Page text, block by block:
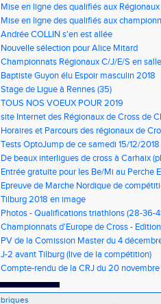
Mise en ligne des qualifiés aux
Mise en ligne des qualifiés aux
Andrée COLLIN s'en est allée
Nouvelle sélection pour Alice Mitard
Championnats Régionaux C/J/E/S en
mercredi à 9h00
Baptiste Guyon élu Espoir masculin 2018
Stage de Ligue à Rennes (35)
TOUS NOS VOEUX POUR 2019
site Internet des Régionaux de Cross de
Horaires et Parcours des régionaux de
Tests OptoJump de ce samedi 15/12/2018
De beaux interligues de cross à Carhaix
Entrée gratuite pour les Be/Mi au Perche
Epreuve de Marche Nordique de
de cross du Loir et Cher
Tilburg 2018 en image
Photos - Qualifications triathlons (28-36-
Championnats d'Europe de Cross -
PV de la Comission Master du 4
J-2 avant Tilburg (live de la compétition)
Compte-rendu de la CRJ du 20 novembre